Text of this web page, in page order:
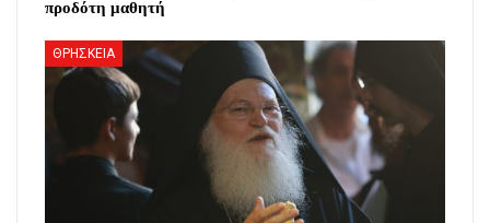
προδότη μαθητή
ΘΡΗΣΚΕΙΑ